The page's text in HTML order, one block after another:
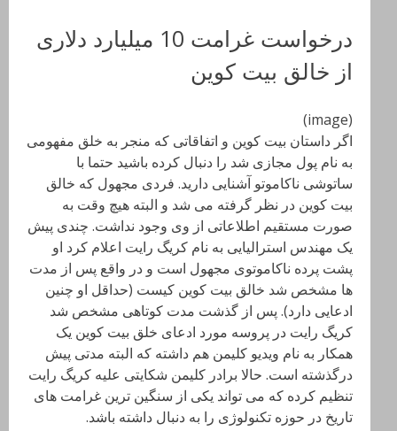
درخواست غرامت 10 میلیارد دلاری
از خالق بیت کوین
(image)
اگر داستان بیت کوین و اتفاقاتی که منجر به خلق مفهومی
به نام پول مجازی شد را دنبال کرده باشید حتما با
ساتوشی ناکاموتو آشنایی دارید. فردی مجهول که خالق
بیت کوین در نظر گرفته می شد و البته هیچ وقت به
صورت مستقیم اطلاعاتی از وی وجود نداشت. چندی پیش
یک مهندس استرالیایی به نام کریگ رایت اعلام کرد او
پشت پرده ناکاموتوی مجهول است و در واقع پس از مدت
ها مشخص شد خالق بیت کوین کیست (حداقل او چنین
ادعایی دارد). پس از گذشت مدت کوتاهی مشخص شد
کریگ رایت در پروسه مورد ادعای خلق بیت کوین یک
همکار به نام ویدیو کلیمن هم داشته که البته مدتی پیش
درگذشته است. حالا برادر کلیمن شکایتی علیه کریگ رایت
تنظیم کرده که می تواند یکی از سنگین ترین غرامت های
تاریخ در حوزه تکنولوژی را به دنبال داشته باشد.